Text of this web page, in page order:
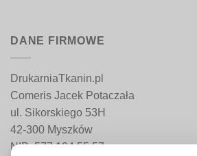
DANE FIRMOWE
DrukarniaTkanin.pl
Comeris Jacek Potaczała
ul. Sikorskiego 53H
42-300 Myszków
NIP: 577 194 55 57